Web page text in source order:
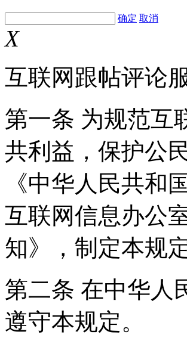
确定 取消
X
互联网跟帖评论
第一条 为规范互
共利益，保护公
《中华人民共和
互联网信息办公
知》，制定本规定
第二条 在中华人
遵守本规定。